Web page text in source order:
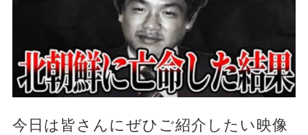
今日は皆さんにぜひご紹介したい映像